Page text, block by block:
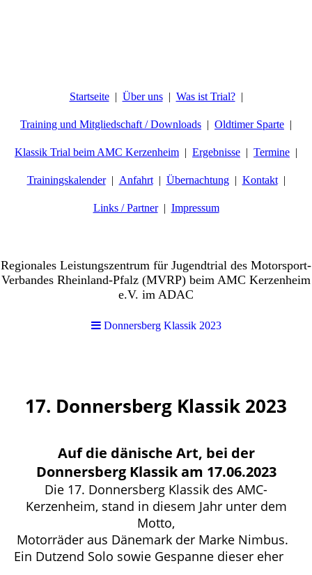
Startseite Über uns Was ist Trial?
Training und Mitgliedschaft / Downloads Oldtimer Sparte
Klassik Trial beim AMC Kerzenheim Ergebnisse Termine
Trainingskalender Anfahrt Übernachtung Kontakt
Links / Partner Impressum
Regionales Leistungszentrum für Jugendtrial des Motorsport-
Verbandes Rheinland-Pfalz (MVRP) beim AMC Kerzenheim
e.V. im ADAC
Donnersberg Klassik 2023
17. Donnersberg Klassik 2023
Auf die dänische Art, bei der
Donnersberg Klassik am 17.06.2023
Die 17. Donnersberg Klassik des AMC-
Kerzenheim, stand in diesem Jahr unter dem
Motto,
Motorräder aus Dänemark der Marke Nimbus.
Ein Dutzend Solo sowie Gespanne dieser eher